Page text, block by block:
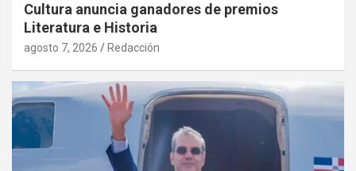
Cultura anuncia ganadores de premios
Literatura e Historia
agosto 7, 2026 Redacción